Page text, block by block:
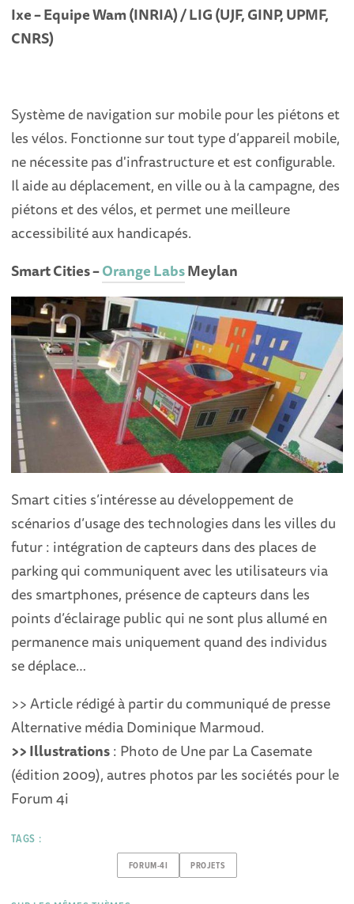
Ixe – Equipe Wam (INRIA) / LIG (UJF, GINP, UPMF,
CNRS)
Système de navigation sur mobile pour les piétons et
les vélos. Fonctionne sur tout type d’appareil mobile,
ne nécessite pas d'infrastructure et est conﬁgurable.
Il aide au déplacement, en ville ou à la campagne, des
piétons et des vélos, et permet une meilleure
accessibilité aux handicapés.
Smart Cities –Orange LabsMeylan
Smart cities s’intéresse au développement de
scénarios d’usage des technologies dans les villes du
futur : intégration de capteurs dans des places de
parking qui communiquent avec les utilisateurs via
des smartphones, présence de capteurs dans les
points d’éclairage public qui ne sont plus allumé en
permanence mais uniquement quand des individus
se déplace…
>> Article rédigé à partir du communiqué de presse
Alternative média Dominique Marmoud.
>> Illustrations: Photo de Une par La Casemate
(édition 2009), autres photos par les sociétés pour le
Forum 4i
TAGS :
FORUM-4I PROJETS